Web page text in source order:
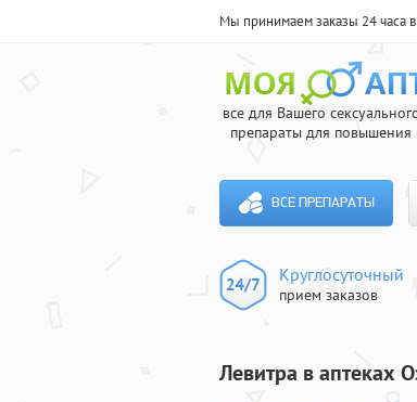
Мы принимаем заказы 24 часа в
все для Вашего
препараты для повышения
ВСЕ ПРЕПАРАТЫ
Круглосуточный
прием заказов
Левитра в аптеках